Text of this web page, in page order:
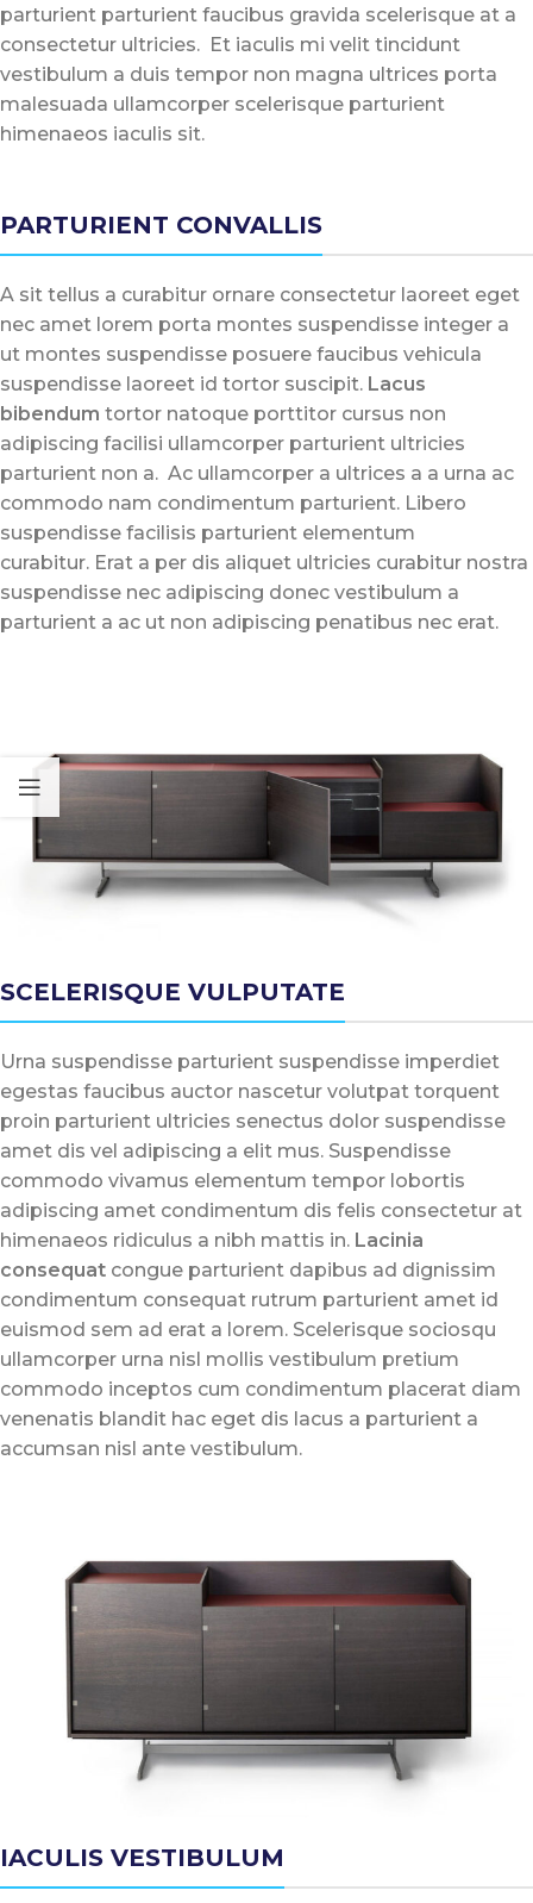
parturient parturient faucibus gravida scelerisque at a
consectetur ultricies. Et iaculis mi velit tincidunt
vestibulum a duis tempor non magna ultrices porta
malesuada ullamcorper scelerisque parturient
himenaeos iaculis sit.
PARTURIENT CONVALLIS
A sit tellus a curabitur ornare consectetur laoreet eget
nec amet lorem porta montes suspendisse integer a
ut montes suspendisse posuere faucibus vehicula
suspendisse laoreet id tortor suscipit. Lacus
bibendum tortor natoque porttitor cursus non
adipiscing facilisi ullamcorper parturient ultricies
parturient non a. Ac ullamcorper a ultrices a a urna ac
commodo nam condimentum parturient. Libero
suspendisse facilisis parturient elementum
curabitur. Erat a per dis aliquet ultricies curabitur nostra
suspendisse nec adipiscing donec vestibulum a
parturient a ac ut non adipiscing penatibus nec erat.
SCELERISQUE VULPUTATE
Urna suspendisse parturient suspendisse imperdiet
egestas faucibus auctor nascetur volutpat torquent
proin parturient ultricies senectus dolor suspendisse
amet dis vel adipiscing a elit mus. Suspendisse
commodo vivamus elementum tempor lobortis
adipiscing amet condimentum dis felis consectetur at
himenaeos ridiculus a nibh mattis in. Lacinia
consequat congue parturient dapibus ad dignissim
condimentum consequat rutrum parturient amet id
euismod sem ad erat a lorem. Scelerisque sociosqu
ullamcorper urna nisl mollis vestibulum pretium
commodo inceptos cum condimentum placerat diam
venenatis blandit hac eget dis lacus a parturient a
accumsan nisl ante vestibulum.
IACULIS VESTIBULUM